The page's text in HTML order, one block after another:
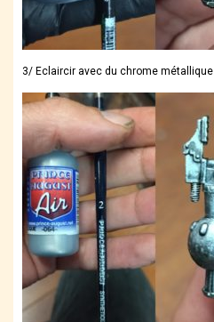
3/ Eclaircir avec du chrome métallique